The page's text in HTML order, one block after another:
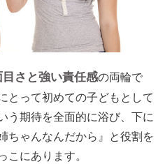
さと強い責任感の両輪で
とって初めての子どもとして
う期待を全面的に浴び、下に
ちゃんなんだから』と役割を
こにあります。